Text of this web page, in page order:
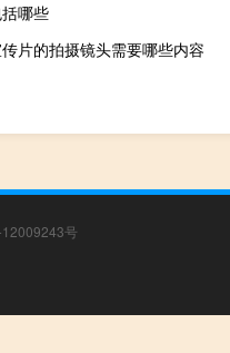
哪些
片的拍摄镜头需要哪些内容
号